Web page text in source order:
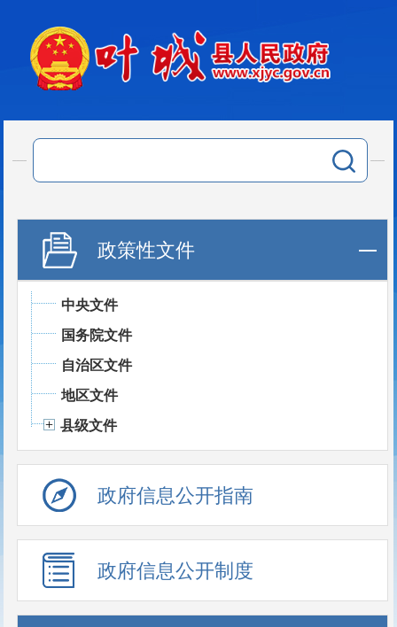
政策性文件
中央文件
国务院文件
自治区文件
地区文件
县级文件
政府信息公开指南
政府信息公开制度